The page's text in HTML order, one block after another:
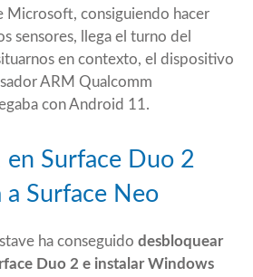
Microsoft, consiguiendo hacer
sensores, llega el turno del
en contexto, el dispositivo
ARM Qualcomm
con Android 11.
Surface Duo 2
a Surface Neo
ha conseguido desbloquear
Duo 2 e instalar Windows